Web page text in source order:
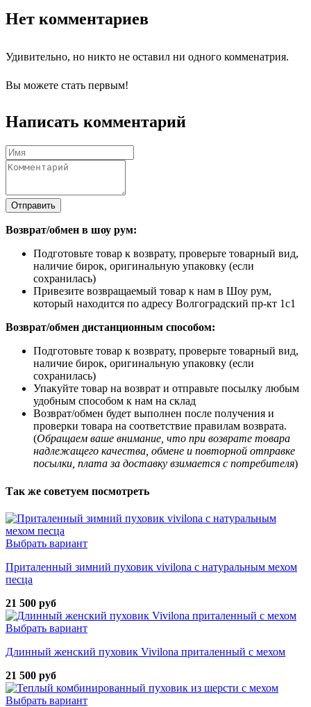
Нет комментариев
Удивительно, но никто не оставил ни одного комменатрия.
Вы можете стать первым!
Написать комментарий
Отправить
Возврат/обмен в шоу рум:
Подготовьте товар к возврату, проверьте товарный вид,
наличие бирок, оригинальную упаковку (если
сохранилась)
Привезите возвращаемый товар к нам в Шоу рум,
который находится по адресу Волгоградский пр-кт 1с1
Возврат/обмен дистанционным способом:
Подготовьте товар к возврату, проверьте товарный вид,
наличие бирок, оригинальную упаковку (если
сохранилась)
Упакуйте товар на возврат и отправьте посылку любым
удобным способом к нам на склад
Возврат/обмен будет выполнен после получения и
проверки товара на соответствие правилам возврата.
(Обращаем ваше внимание, что при возврате товара
надлежащего качества, обмене и повторной отправке
посылки, плата за доставку взимается с потребителя)
Так же советуем посмотреть
Выбрать вариант
Приталенный зимний пуховик vivilona с натуральным мехом
песца
21 500 руб
Выбрать вариант
Длинный женский пуховик Vivilona приталенный с мехом
21 500 руб
Выбрать вариант